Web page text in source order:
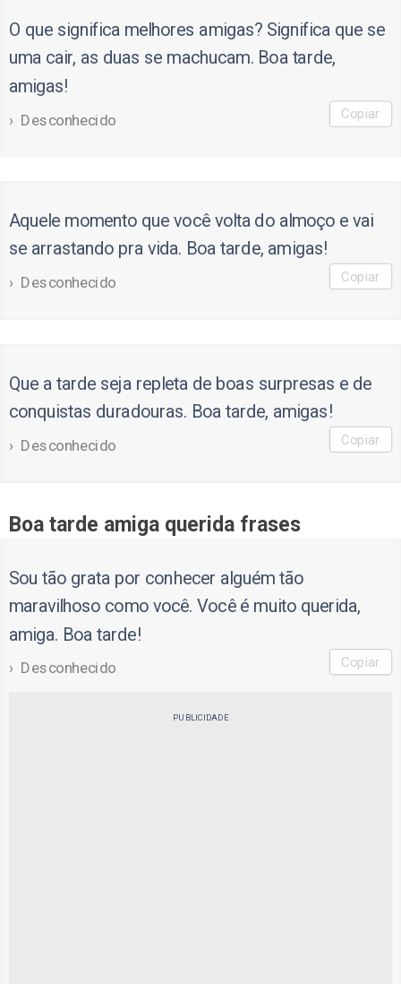
O que significa melhores amigas? Significa que se
uma cair, as duas se machucam. Boa tarde,
amigas!
Desconhecido Copiar
Aquele momento que você volta do almoço e vai
se arrastando pra vida. Boa tarde, amigas!
Desconhecido Copiar
Que a tarde seja repleta de boas surpresas e de
conquistas duradouras. Boa tarde, amigas!
Desconhecido Copiar
Boa tarde amiga querida frases
Sou tão grata por conhecer alguém tão
maravilhoso como você. Você é muito querida,
amiga. Boa tarde!
Desconhecido Copiar
PUBLICIDADE